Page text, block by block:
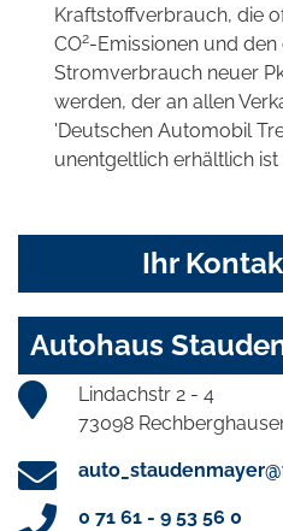
Kraftstoffverbrauch, die
CO2-Emissionen und den
Stromverbrauch neuer
werden, der an allen
'Deutschen Automobil
unentgeltlich erhältlich
Ihr
Autohaus
Lindachstr 2 - 4
73098
0 71 61 - 9 53 56 0